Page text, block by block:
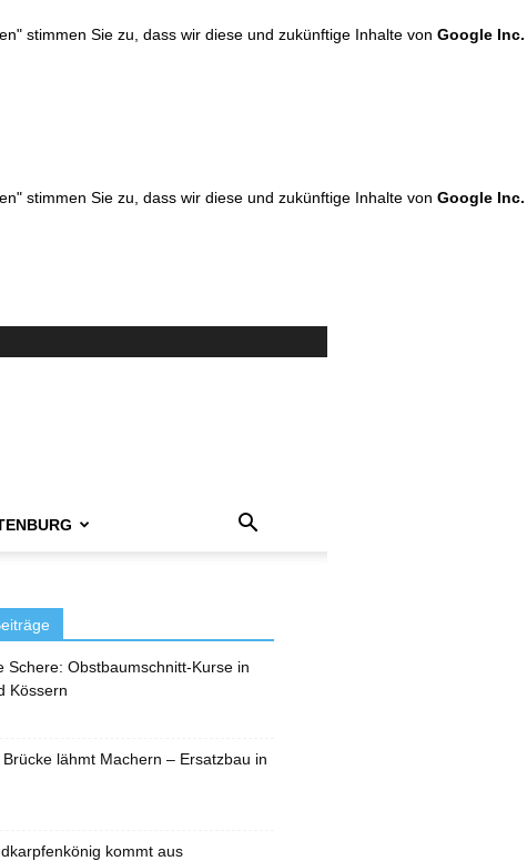
stimmen Sie zu, dass wir diese und zukünftige Inhalte von Google Inc.
stimmen Sie zu, dass wir diese und zukünftige Inhalte von Google Inc.
Schere: Obstbaumschnitt-Kurse in
Kössern
lähmt Machern – Ersatzbau in
kommt aus